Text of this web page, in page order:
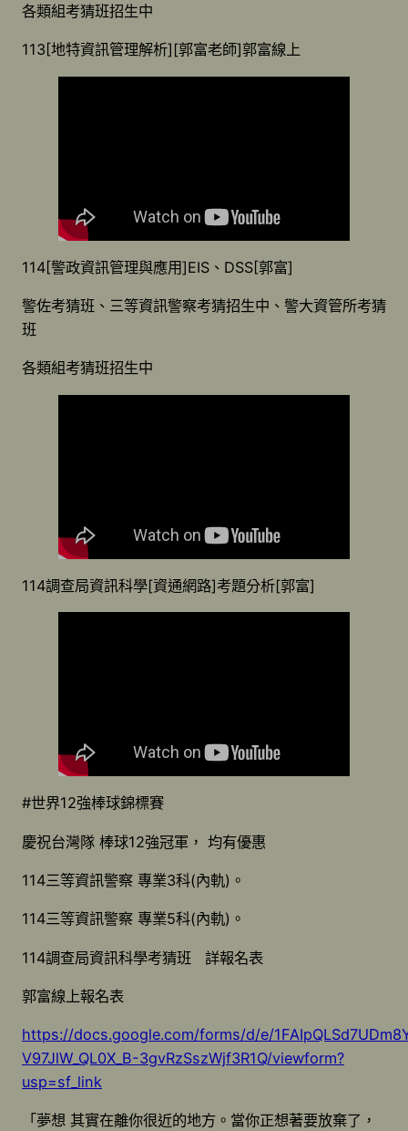
各類組考猜班招生中
113[地特資訊管理解析][郭富老師]郭富線上
114[警政資訊管理與應用]EIS、DSS[郭富]
警佐考猜班、三等資訊警察考猜招生中、警大資管所考猜
班
各類組考猜班招生中
114調查局資訊科學[資通網路]考題分析[郭富]
#世界12強棒球錦標賽
慶祝台灣隊 棒球12強冠軍， 均有優惠
114三等資訊警察 專業3科(內軌)。
114三等資訊警察 專業5科(內軌)。
114調查局資訊科學考猜班 詳報名表
郭富線上報名表
https://docs.google.com/forms/d/e/
V97JlW_QL0X_B-3gvRzSszWjf3R1Q/viewform?
usp=sf_link
「夢想 其實在離你很近的地方。當你正想著要放棄了，